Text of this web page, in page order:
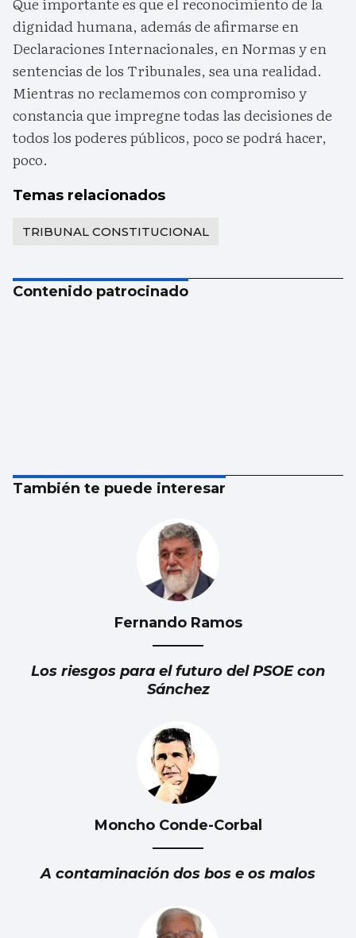
dignidad humana, además de afirmarse en
Declaraciones Internacionales, en Normas y en
sentencias de los Tribunales, sea una realidad.
Mientras no reclamemos con compromiso y
constancia que impregne todas las decisiones de
todos los poderes públicos, poco se podrá hacer,
poco.
Temas relacionados
TRIBUNAL CONSTITUCIONAL
Contenido patrocinado
También te puede interesar
Fernando Ramos
Los riesgos para el futuro del PSOE con
Sánchez
Moncho Conde-Corbal
A contaminación dos bos e os malos